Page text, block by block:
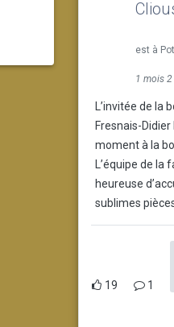
est à
1 mois
L’invitée de la
Fresnais-Didier
moment à la
L’équipe de la
heureuse
sublimes
19 1